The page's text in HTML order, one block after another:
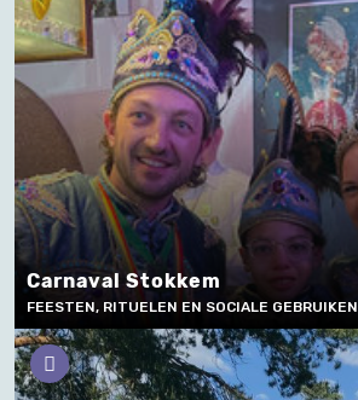
Carnaval Stokkem
FEESTEN, RITUELEN EN SOCIALE GEBRUIKEN